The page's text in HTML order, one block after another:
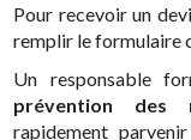
Pour recevoir un
remplir le formulaire
Un responsable
prévention des
rapidement